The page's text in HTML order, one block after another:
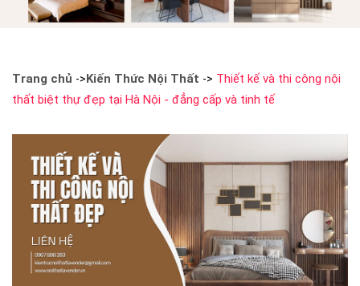
Trang chủ ->Kiến Thức Nội Thất -> Thiết kế và thi công nội
thất biệt thự đẹp tại Hà Nội - đẳng cấp và tinh tế